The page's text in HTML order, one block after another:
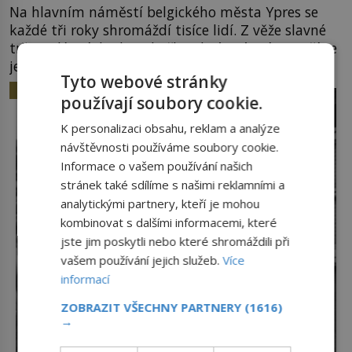
Na hlavním náměstí belgického města Ypres se
každé tři roky shromáždí tisíce lidí. Z věže slavné
tržnice létají do davu kočky, diváci jásají a snaží se
je chytit. Naštěstí už nejde o živá zvířata, ale
jenom o plyšové suvenýry. Kdysi to ale bylo jinak.
Tato veselá podívaná připomíná jeden z
nejpodivnějších a zároveň nejkrutějších zvyků […]
HISTORIETyto webové stránky
používají soubory cookie.
K personalizaci obsahu, reklam a analýze
návštěvnosti používáme soubory cookie.
Informace o vašem používání našich
stránek také sdílíme s našimi reklamními a
analytickými partnery, kteří je mohou
kombinovat s dalšími informacemi, které
jste jim poskytli nebo které shromáždili při
vašem používání jejich služeb.Více
informací
ZOBRAZIT VŠECHNY PARTNERY (1616)
→